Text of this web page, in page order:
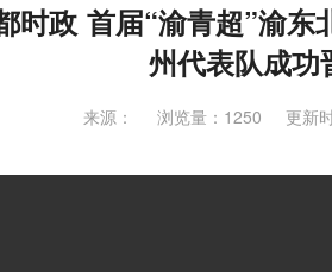
时政 首届“渝青超”渝
州代表队成功
来源： 浏览量：1250 更新